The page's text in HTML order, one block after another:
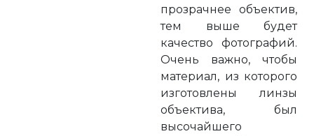
прозрачнее объектив,
тем выше будет
качество фотографий.
Очень важно, чтобы
материал, из которого
изготовлены линзы
объектива, был
высочайшего